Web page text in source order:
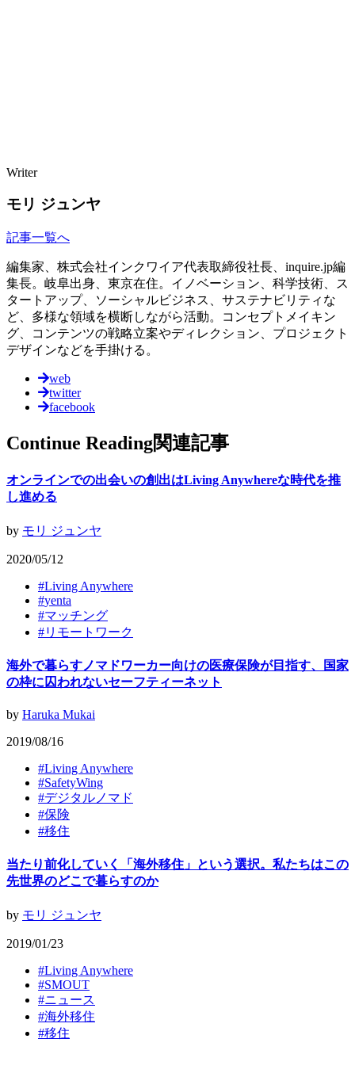
Writer
モリ ジュンヤ
記事一覧へ
編集家、株式会社インクワイア代表取締役社長、inquire.jp編
集長。岐阜出身、東京在住。イノベーション、科学技術、ス
タートアップ、ソーシャルビジネス、サステナビリティな
ど、多様な領域を横断しながら活動。コンセプトメイキン
グ、コンテンツの戦略立案やディレクション、プロジェクト
デザインなどを手掛ける。
web
twitter
facebook
Continue Reading関連記事
オンラインでの出会いの創出はLiving Anywhereな時代を推
し進める
by モリ ジュンヤ
2020/05/12
#Living Anywhere
#yenta
#マッチング
#リモートワーク
海外で暮らすノマドワーカー向けの医療保険が目指す、国家
の枠に囚われないセーフティーネット
by Haruka Mukai
2019/08/16
#Living Anywhere
#SafetyWing
#デジタルノマド
#保険
#移住
当たり前化していく「海外移住」という選択。私たちはこの
先世界のどこで暮らすのか
by モリ ジュンヤ
2019/01/23
#Living Anywhere
#SMOUT
#ニュース
#海外移住
#移住